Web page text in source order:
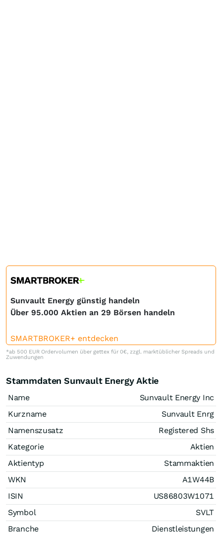
Sunvault Energy günstig handeln
Über 95.000 Aktien an 29 Börsen handeln
SMARTBROKER+ entdecken
*ab 500 EUR Ordervolumen über gettex für 0€, zzgl. marktüblicher Spreads und
Zuwendungen
Stammdaten Sunvault Energy Aktie
Name
Sunvault Energy Inc
Kurzname
Sunvault Enrg
Namenszusatz
Registered Shs
Kategorie
Aktien
Aktientyp
Stammaktien
WKN
A1W44B
ISIN
US86803W1071
Symbol
SVLT
Branche
Dienstleistungen